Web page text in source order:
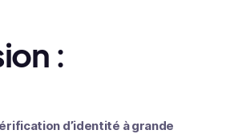
:
d’identité à grande